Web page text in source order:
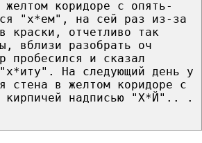
желтом коридоре с опять-
"х*ем", на сей раз из-за
краски, отчетливо так
вблизи разобрать оч
пробесился и сказал
На следующий день у
стена в желтом коридоре с
кирпичей надписью "Х*Й".. .